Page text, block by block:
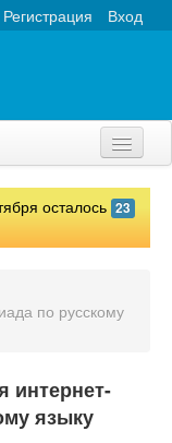
Вход
Регистрация
осталось 23
по русскому
интернет-
языку